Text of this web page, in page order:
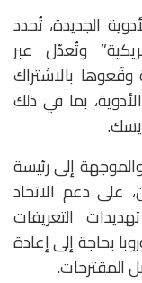
الجديدة، تُحدد
وتُعدّل عبر
بالاشتراك
الأدوية، بما في ذلك
الصادرة في 11 أبريل، والموجهة إلى رئيسة
على دعم الاتحاد
التعريفات
بحاجة إلى إعادة
المقترحات.